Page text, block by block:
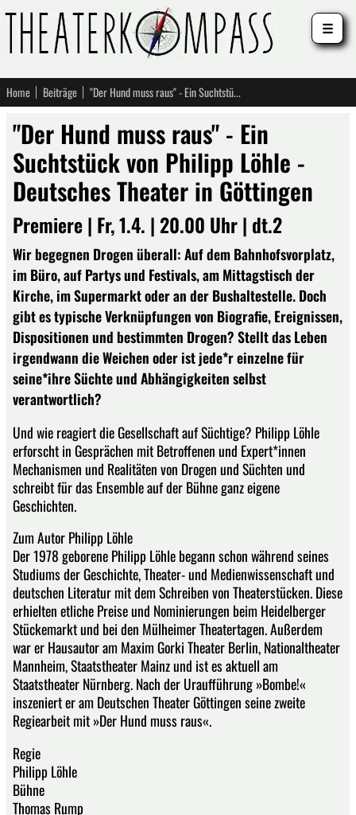
Home Beiträge "Der Hund muss raus" - Ein Suchtstück von Philipp Löhle - Deutsches Theater in Göttingen
"Der Hund muss raus" - Ein
Suchtstück von Philipp Löhle -
Deutsches Theater in Göttingen
Premiere | Fr, 1.4. | 20.00 Uhr | dt.2
Wir begegnen Drogen überall: Auf dem Bahnhofsvorplatz,
im Büro, auf Partys und Festivals, am Mittagstisch der
Kirche, im Supermarkt oder an der Bushaltestelle. Doch
gibt es typische Verknüpfungen von Biografie, Ereignissen,
Dispositionen und bestimmten Drogen? Stellt das Leben
irgendwann die Weichen oder ist jede*r einzelne für
seine*ihre Süchte und Abhängigkeiten selbst
verantwortlich?
Und wie reagiert die Gesellschaft auf Süchtige? Philipp Löhle
erforscht in Gesprächen mit Betroffenen und Expert*innen
Mechanismen und Realitäten von Drogen und Süchten und
schreibt für das Ensemble auf der Bühne ganz eigene
Geschichten.
Zum Autor Philipp Löhle
Der 1978 geborene Philipp Löhle begann schon während seines
Studiums der Geschichte, Theater- und Medienwissenschaft und
deutschen Literatur mit dem Schreiben von Theaterstücken. Diese
erhielten etliche Preise und Nominierungen beim Heidelberger
Stückemarkt und bei den Mülheimer Theatertagen. Außerdem
war er Hausautor am Maxim Gorki Theater Berlin, Nationaltheater
Mannheim, Staatstheater Mainz und ist es aktuell am
Staatstheater Nürnberg. Nach der Uraufführung »Bombe!«
inszeniert er am Deutschen Theater Göttingen seine zweite
Regiearbeit mit »Der Hund muss raus«.
Regie
Philipp Löhle
Bühne
Thomas Rump
☰